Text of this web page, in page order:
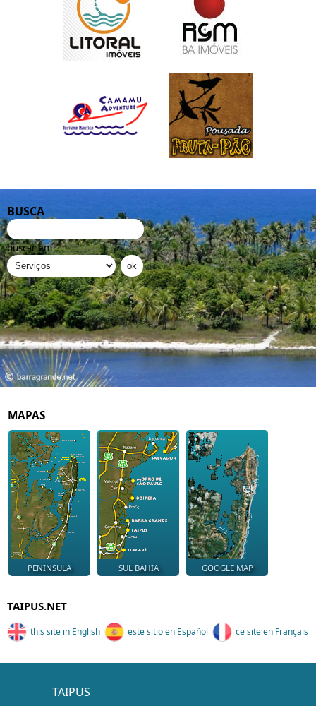
BUSCA
buscar em
MAPAS
PENINSULA SUL BAHIA GOOGLE MAP
TAIPUS.NET
this site in English este sitio en Español ce site en Français
TAIPUS